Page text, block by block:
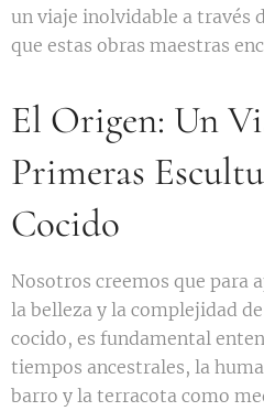
un viaje inolvidable a través
que estas obras maestras
El Origen: Un
Primeras
Cocido
Nosotros creemos que para
la belleza y la complejidad
cocido, es fundamental
tiempos ancestrales, la
barro y la terracota como